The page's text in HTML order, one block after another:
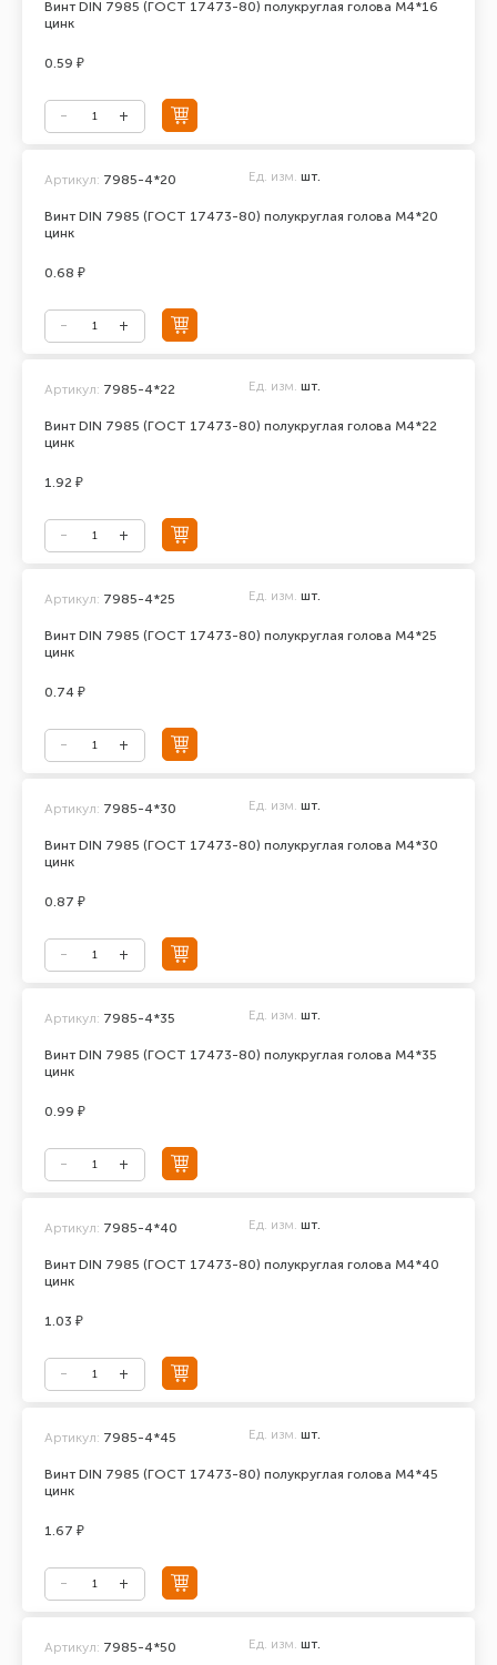
Винт DIN 7985 (ГОСТ 17473-80) полукруглая голова М4*16
цинк
0.59 ₽
Винт DIN 7985 (ГОСТ 17473-80) полукруглая голова М4*20
цинк
Артикул: 7985-4*20 Ед. изм. шт.
0.68 ₽
Винт DIN 7985 (ГОСТ 17473-80) полукруглая голова М4*22
цинк
Артикул: 7985-4*22 Ед. изм. шт.
1.92 ₽
Винт DIN 7985 (ГОСТ 17473-80) полукруглая голова М4*25
цинк
Артикул: 7985-4*25 Ед. изм. шт.
0.74 ₽
Винт DIN 7985 (ГОСТ 17473-80) полукруглая голова М4*30
цинк
Артикул: 7985-4*30 Ед. изм. шт.
0.87 ₽
Винт DIN 7985 (ГОСТ 17473-80) полукруглая голова М4*35
цинк
Артикул: 7985-4*35 Ед. изм. шт.
0.99 ₽
Винт DIN 7985 (ГОСТ 17473-80) полукруглая голова М4*40
цинк
Артикул: 7985-4*40 Ед. изм. шт.
1.03 ₽
Винт DIN 7985 (ГОСТ 17473-80) полукруглая голова М4*45
цинк
Артикул: 7985-4*45 Ед. изм. шт.
1.67 ₽
Артикул: 7985-4*50 Ед. изм. шт.